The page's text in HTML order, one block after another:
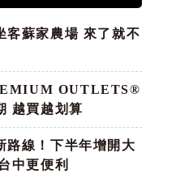
客蘇家農場 來了就不
OUTLETS®
越買越划算
路線！下半年增開大
中更便利